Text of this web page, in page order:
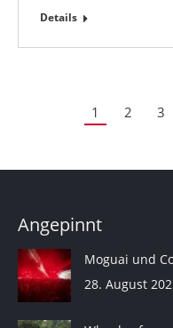
Details
1 2 3
Angepinnt
Moguai und
28. August